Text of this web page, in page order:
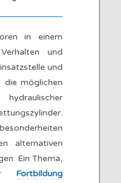
in einem
und
und
die möglichen
alternativen
Ein Thema,
Fortbildung